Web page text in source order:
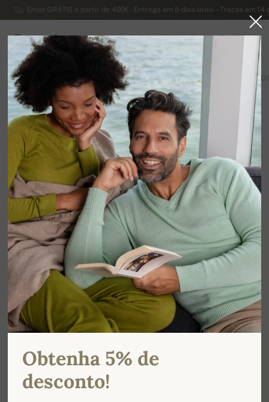
Envio GRÁTIS a partir de 400€ - Entrega em 5 dias úteis – Trocas em
Caxemira
PORTUGAL
Outros
Organizar por Filtrar
TODOS OS PRODUTOS LENÇOS PASHMINAS
Obtenha 5% de
desconto!